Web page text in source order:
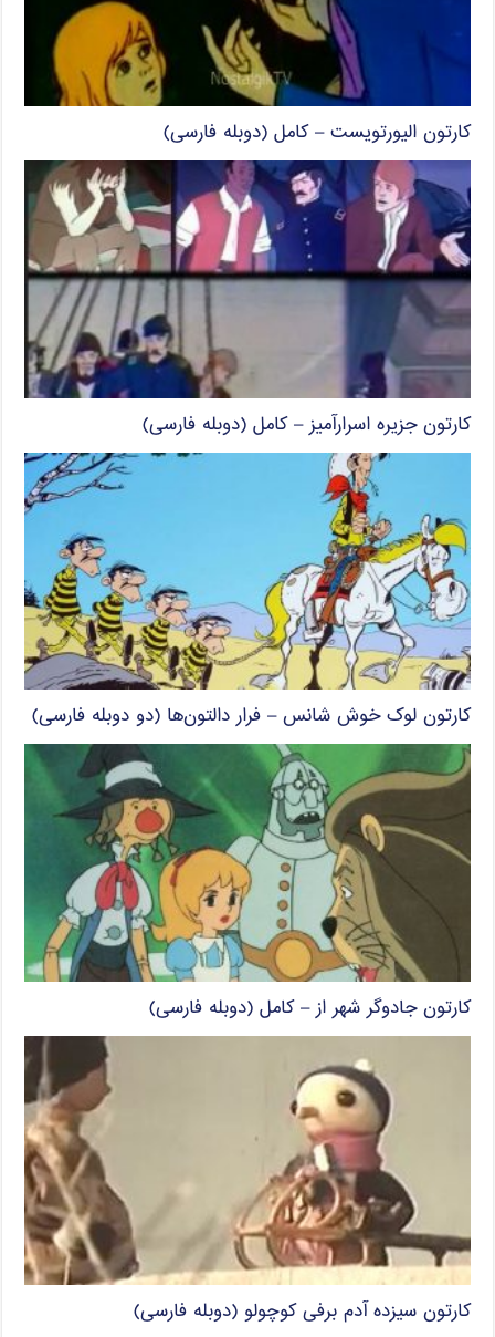
کارتون الیورتویست – کامل (دوبله فارسی)
کارتون جزیره اسرارآمیز – کامل (دوبله فارسی)
کارتون لوک خوش شانس – فرار دالتون‌ها (دو دوبله فارسی)
کارتون جادوگر شهر از – کامل (دوبله فارسی)
کارتون سیزده آدم برفی کوچولو (دوبله فارسی)